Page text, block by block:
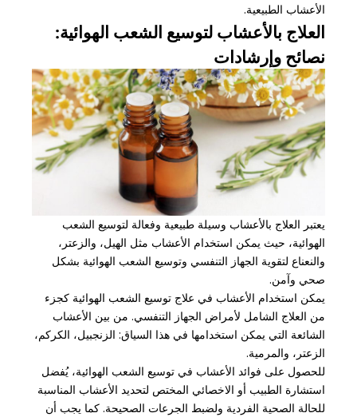
الأعشاب الطبيعية.
العلاج بالأعشاب لتوسيع الشعب الهوائية:
نصائح وإرشادات
يعتبر العلاج بالأعشاب وسيلة طبيعية وفعالة لتوسيع الشعب
الهوائية، حيث يمكن استخدام الأعشاب مثل الهيل، والزعتر،
والنعناع لتقوية الجهاز التنفسي وتوسيع الشعب الهوائية بشكل
صحي وآمن.
يمكن استخدام الأعشاب في علاج توسيع الشعب الهوائية كجزء
من العلاج الشامل لأمراض الجهاز التنفسي. من بين الأعشاب
الشائعة التي يمكن استخدامها في هذا السياق: الزنجبيل، الكركم،
الزعتر، والمرمية.
للحصول على فوائد الأعشاب في توسيع الشعب الهوائية، يُفضل
استشارة الطبيب أو الاخصائي المختص لتحديد الأعشاب المناسبة
للحالة الصحية الفردية ولضبط الجرعات الصحيحة. كما يجب أن